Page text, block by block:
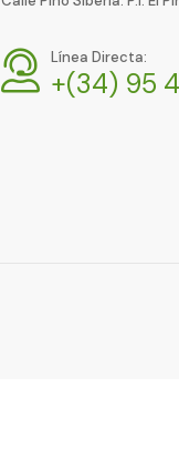
Línea Directa:
+(34) 95